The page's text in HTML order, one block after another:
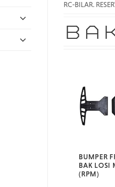
RC-BILAR.
BUMPER
BAK LOSI
(RPM)